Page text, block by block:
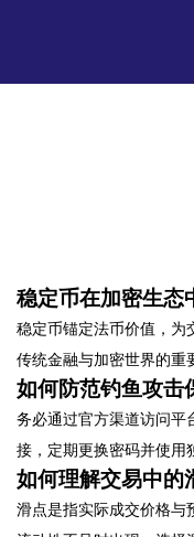
稳定币在加密生态
稳定币锚定法币价值，为
传统金融与加密世界的重
如何防范钓鱼攻击
务必通过官方渠道访问平
接，定期更换密码并使用
如何理解交易中的
滑点是指实际成交价格与